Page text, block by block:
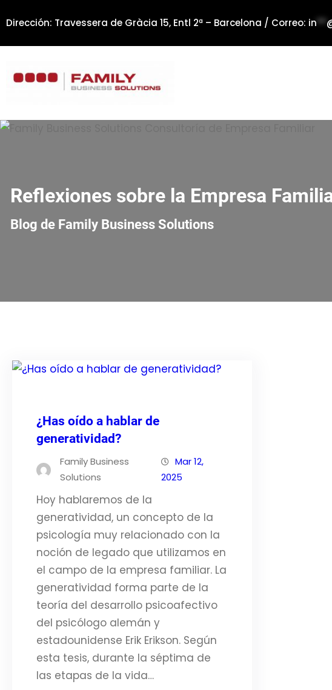
al
contenido
Dirección: Travessera de Gràcia 15, Entl 2ª – Barcelona / Correo: in**
Reflexiones sobre la Empresa
Blog de Family Business Solutions
¿Has oído a hablar de
generatividad?
Family Business
Solutions
Mar 12,
2025
Hoy hablaremos de la
generatividad, un concepto de la
psicología muy relacionado con la
noción de legado que utilizamos en
el campo de la empresa familiar. La
generatividad forma parte de la
teoría del desarrollo psicoafectivo
del psicólogo alemán y
estadounidense Erik Erikson. Según
esta tesis, durante la séptima de
las etapas de la vida…